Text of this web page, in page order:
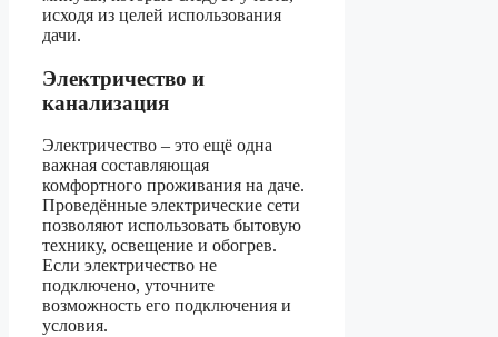
исходя из целей использования
дачи.
Электричество и
канализация
Электричество – это ещё одна
важная составляющая
комфортного проживания на даче.
Проведённые электрические сети
позволяют использовать бытовую
технику, освещение и обогрев.
Если электричество не
подключено, уточните
возможность его подключения и
условия.